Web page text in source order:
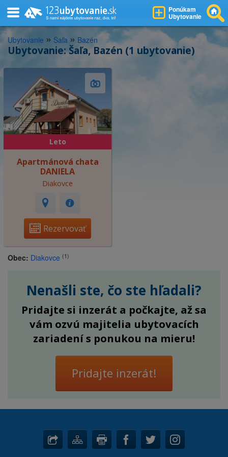
Ponúkam
Ubytovanie
Ubytovanie » Šaľa » Bazén
Ubytovanie: Šaľa, Bazén (1 ubytovanie)
Leto
Apartmánová chata
DANIELA
Diakovce
Rezervovať
Obec: Diakovce (1)
Nenašli ste, čo ste hľadali?
Pridajte si inzerát a počkajte, až sa
vám ozvú majitelia ubytovacích
zariadení s ponukou na mieru!
Pridajte inzerát!